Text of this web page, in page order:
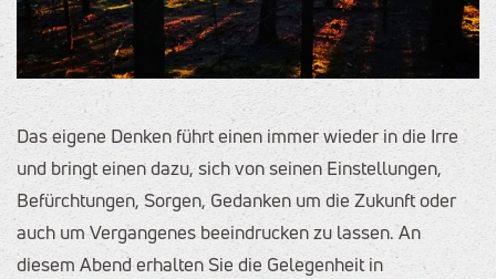
Das eigene Denken führt einen immer wieder in die Irre
und bringt einen dazu, sich von seinen Einstellungen,
Befürchtungen, Sorgen, Gedanken um die Zukunft oder
auch um Vergangenes beeindrucken zu lassen. An
diesem Abend erhalten Sie die Gelegenheit in